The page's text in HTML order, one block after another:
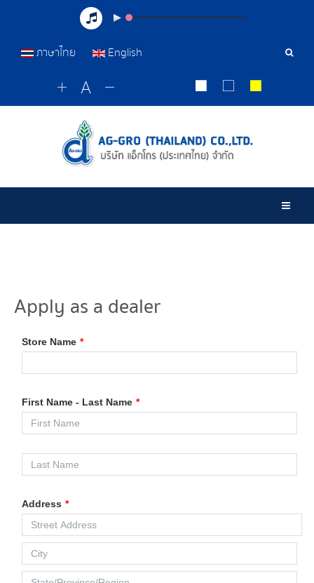
ภาษาไทย English
Apply as a dealer
Store Name *
First Name - Last Name *
Address *